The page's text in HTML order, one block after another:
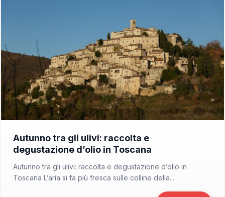
Autunno tra gli ulivi: raccolta e
degustazione d’olio in Toscana
Autunno tra gli ulivi: raccolta e degustazione d’olio in
Toscana L’aria si fa più fresca sulle colline della...